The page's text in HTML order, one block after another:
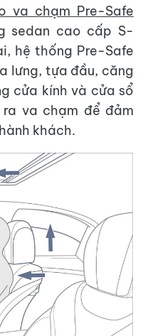
va chạm Pre-Safe
sedan cao cấp S-
hệ thống Pre-Safe
lưng, tựa đầu, căng
cửa kính và cửa sổ
va chạm để đảm
khách.